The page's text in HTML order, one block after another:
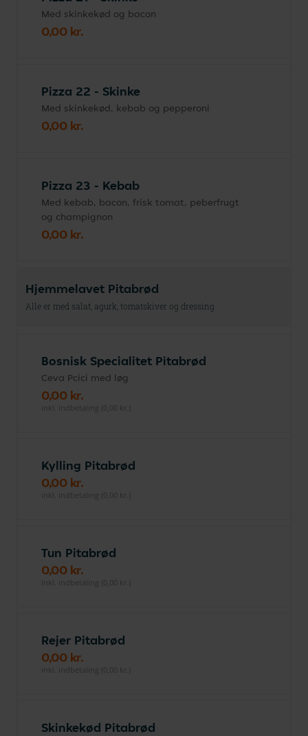
Med skinkekød og bacon
0,00 kr.
Pizza 22 - Skinke
Med skinkekød, kebab og pepperoni
0,00 kr.
Pizza 23 - Kebab
Med kebab, bacon, frisk tomat, peberfrugt
og champignon
0,00 kr.
Hjemmelavet Pitabrød
Alle er med salat, agurk, tomatskiver og dressing
Bosnisk Specialitet Pitabrød
Ceva Pcici med løg
0,00 kr.
inkl. indbetaling (0,00 kr.)
Kylling Pitabrød
0,00 kr.
inkl. indbetaling (0,00 kr.)
Tun Pitabrød
0,00 kr.
inkl. indbetaling (0,00 kr.)
Rejer Pitabrød
0,00 kr.
inkl. indbetaling (0,00 kr.)
Skinkekød Pitabrød